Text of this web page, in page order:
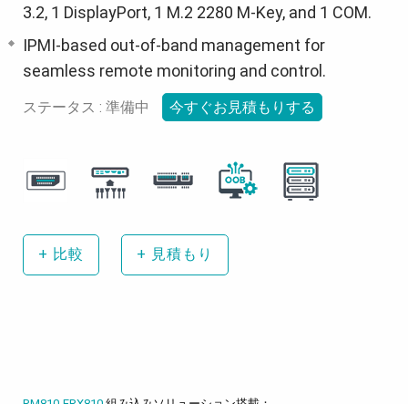
3.2, 1 DisplayPort, 1 M.2 2280 M-Key, and 1 COM.
IPMI-based out-of-band management for
seamless remote monitoring and control.
ステータス : 準備中 今すぐお見積もりする
+ 比較 + 見積もり